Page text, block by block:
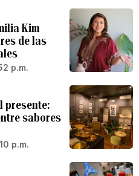
Kim
de las
p.m.
presente:
sabores
p.m.